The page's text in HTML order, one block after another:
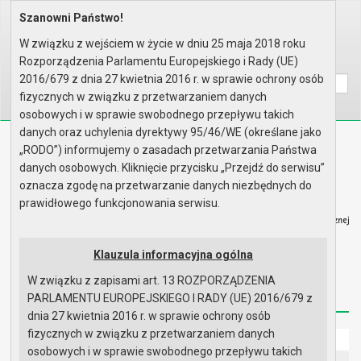
Home Prawo lokalne
Wyszukaj na stronie:
A AA
Biuletyn Informacji Publicznej
Urząd Miasta i Gminy w Gryfinie
Redakcja Instrukcja korzystania Dostępność
Strona główna
Szanowni Państwo!
W związku z wejściem w życie w dniu 25 maja 2018 roku
Rozporządzenia Parlamentu Europejskiego i Rady (UE)
2016/679 z dnia 27 kwietnia 2016 r. w sprawie ochrony osób
fizycznych w związku z przetwarzaniem danych
osobowych i w sprawie swobodnego przepływu takich
danych oraz uchylenia dyrektywy 95/46/WE (określane jako
„RODO”) informujemy o zasadach przetwarzania Państwa
danych osobowych. Kliknięcie przycisku „Przejdź do serwisu”
oznacza zgodę na przetwarzanie danych niezbędnych do
prawidłowego funkcjonowania serwisu.
Klauzula informacyjna ogólna
W związku z zapisami art. 13 ROZPORZĄDZENIA
PARLAMENTU EUROPEJSKIEGO I RADY (UE) 2016/679 z
dnia 27 kwietnia 2016 r. w sprawie ochrony osób
fizycznych w związku z przetwarzaniem danych
osobowych i w sprawie swobodnego przepływu takich